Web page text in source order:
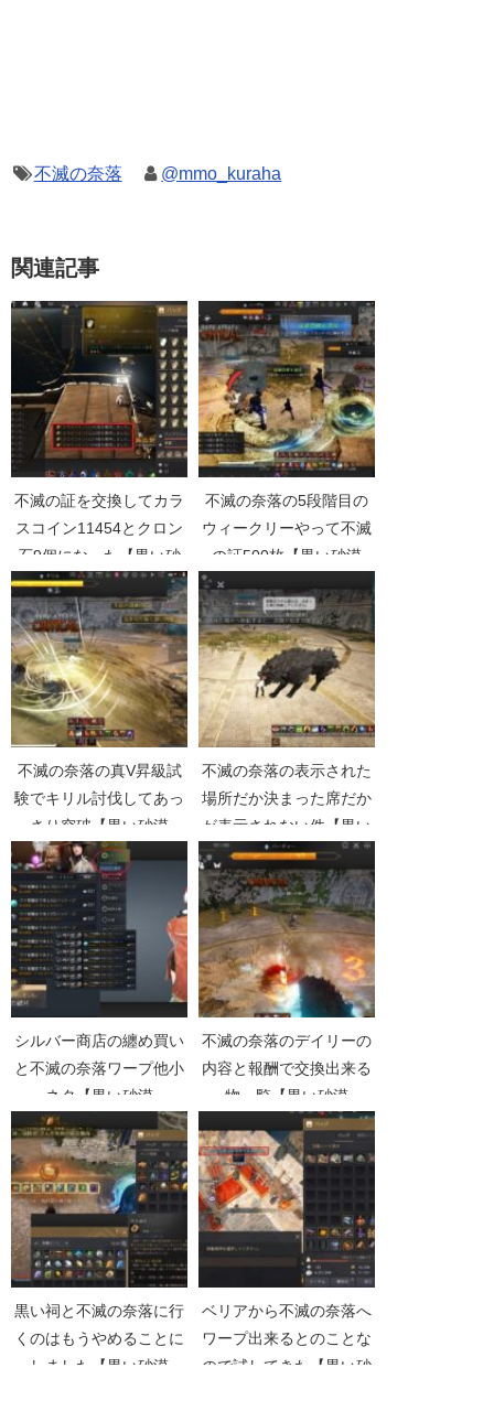
不滅の奈落 @mmo_kuraha
関連記事
不滅の証を交換してカラ
スコイン11454とクロン
石9個になった【黒い砂
漠Part5031】
不滅の奈落の5段階目の
ウィークリーやって不滅
の証500枚【黒い砂漠
不滅の奈落の真V昇級試
験でキリル討伐してあっ
さり突破【黒い砂漠
Part4874】
不滅の奈落の表示された
場所だか決まった席だか
が表示されない件【黒い
砂漠Part4817】
シルバー商店の纏め買い
と不滅の奈落ワープ他小
ネタ【黒い砂漠
Part4296】
不滅の奈落のデイリーの
内容と報酬で交換出来る
物一覧【黒い砂漠
Part3137】
黒い祠と不滅の奈落に行
くのはもうやめることに
しました【黒い砂漠
ベリアから不滅の奈落へ
ワープ出来るとのことな
ので試してきた【黒い砂